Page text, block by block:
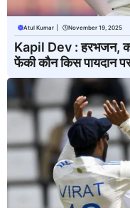
Atul Kumar November 19, 2025
Kapil Dev : हरभजन,
फेंकी कौन किस पायदान